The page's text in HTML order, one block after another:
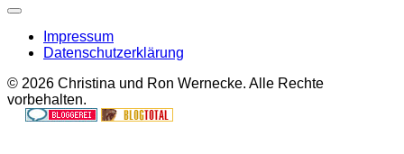
Impressum
Datenschutzerklärung
© 2026 Christina und Ron Wernecke. Alle Rechte
vorbehalten.